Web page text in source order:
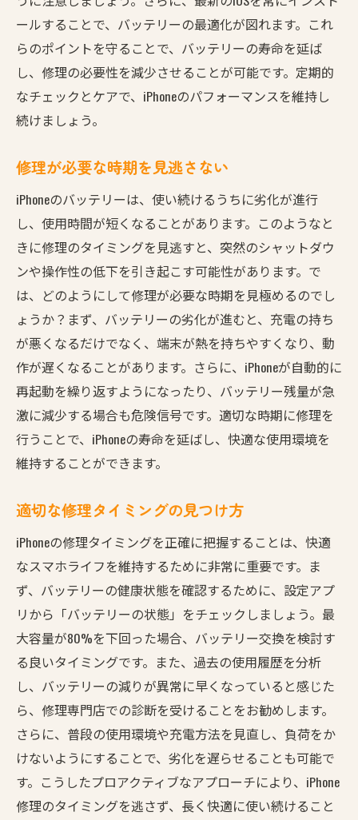
ールすることで、バッテリーの最適化が図れます。これ
らのポイントを守ることで、バッテリーの寿命を延ば
し、修理の必要性を減少させることが可能です。定期的
なチェックとケアで、iPhoneのパフォーマンスを維持し
続けましょう。
修理が必要な時期を見逃さない
iPhoneのバッテリーは、使い続けるうちに劣化が進行
し、使用時間が短くなることがあります。このようなと
きに修理のタイミングを見逃すと、突然のシャットダウ
ンや操作性の低下を引き起こす可能性があります。で
は、どのようにして修理が必要な時期を見極めるのでし
ょうか？まず、バッテリーの劣化が進むと、充電の持ち
が悪くなるだけでなく、端末が熱を持ちやすくなり、動
作が遅くなることがあります。さらに、iPhoneが自動的に
再起動を繰り返すようになったり、バッテリー残量が急
激に減少する場合も危険信号です。適切な時期に修理を
行うことで、iPhoneの寿命を延ばし、快適な使用環境を
維持することができます。
適切な修理タイミングの見つけ方
iPhoneの修理タイミングを正確に把握することは、快適
なスマホライフを維持するために非常に重要です。ま
ず、バッテリーの健康状態を確認するために、設定アプ
リから「バッテリーの状態」をチェックしましょう。最
大容量が80%を下回った場合、バッテリー交換を検討す
る良いタイミングです。また、過去の使用履歴を分析
し、バッテリーの減りが異常に早くなっていると感じた
ら、修理専門店での診断を受けることをお勧めします。
さらに、普段の使用環境や充電方法を見直し、負荷をか
けないようにすることで、劣化を遅らせることも可能で
す。こうしたプロアクティブなアプローチにより、iPhone
修理のタイミングを逃さず、長く快適に使い続けること